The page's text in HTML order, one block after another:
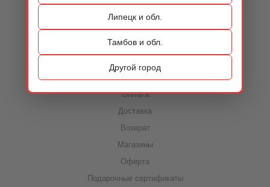
Липецк и обл.
Тамбов и обл.
Другой город
ИНФОРМАЦИЯ
Акции
Оплата
Доставка
Возврат
Магазины
Оферта
Подарочные сертификаты